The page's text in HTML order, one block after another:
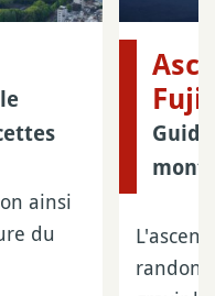
ainsi
du
Fuji